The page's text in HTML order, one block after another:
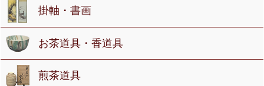
掛軸・書画
お茶道具・香道具
煎茶道具